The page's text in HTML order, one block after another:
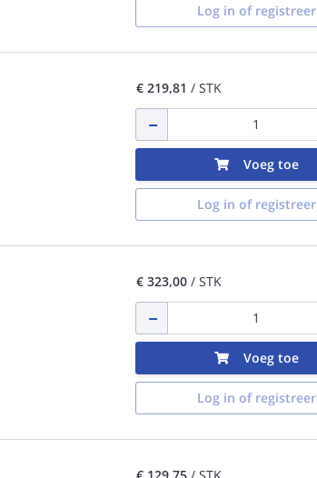
Log in of registreer
€ 219,81 / STK
Voeg toe
Log in of registreer
€ 323,00/ STK
Voeg toe
Log in of registreer